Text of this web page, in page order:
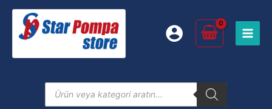
İçeriğe
Products
search